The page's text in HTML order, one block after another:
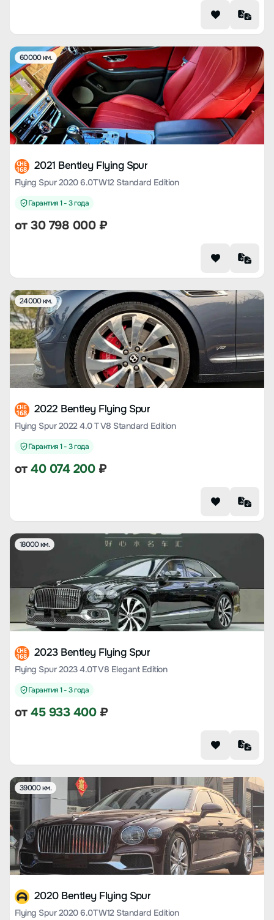
60000 км.
CHE
168 2021 Bentley Flying Spur
Flying Spur 2020 6.0T W12 Standard Edition
Гарантия 1 - 3 года
от30 798 000₽
24000 км.
CHE
168 2022 Bentley Flying Spur
Flying Spur 2022 4.0 T V8 Standard Edition
Гарантия 1 - 3 года
от40 074 200₽
18000 км.
CHE
168 2023 Bentley Flying Spur
Flying Spur 2023 4.0T V8 Elegant Edition
Гарантия 1 - 3 года
от45 933 400₽
39000 км.
2020 Bentley Flying Spur
Flying Spur 2020 6.0T W12 Standard Edition